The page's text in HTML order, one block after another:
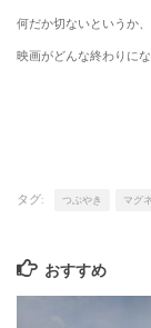
何だか切ないというか、
映画がどんな終わりに
タグ: つぶやき マグ
おすすめ